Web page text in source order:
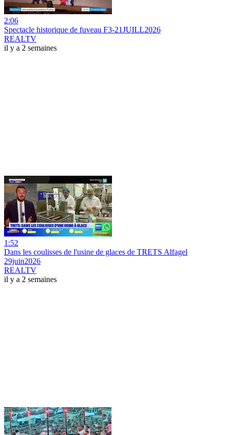
2:06
Spectacle historique de fuveau F3-21JUILL2026
REALTV
il y a 2 semaines
1:52
Dans les coulisses de l'usine de glaces de TRETS Alfagel
29juin2026
REALTV
il y a 2 semaines